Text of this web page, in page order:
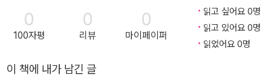
했다고 평가받으며, 2009년에는 〈타임〉지에서 올해의 인물로 선정
되고, 2022년에 더글라스 다이아몬드, 필립 디빅과 함께 노벨경제학
상을 공동 수상하였다. 저서로는 《벤 버냉키, 연방준비제도와 금융위
징조들》 등 다수가 있다.
0
100자평
0
리뷰
0
마이페이퍼
읽고 싶어요 0명
읽고 있어요 0명
읽었어요 0명
이 책에 내가 남긴 글